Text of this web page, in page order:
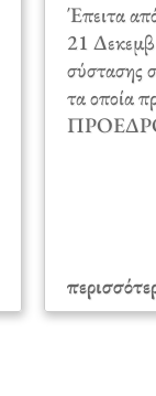
Έπειτα
21
σύστασης
τα οποία